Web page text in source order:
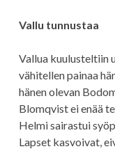
Vallu tunnustaa
Vallua kuulusteltiin
vähitellen painaa
hänen olevan
Blomqvist ei enää
Helmi sairastui
Lapset kasvoivat,